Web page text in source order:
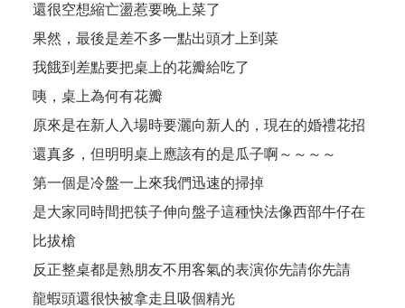
還很空想縮亡盪惹要晚上菜了
果然，最後是差不多一點出頭才上到菜
我餓到差點要把桌上的花瓣給吃了
咦，桌上為何有花瓣
原來是在新人入場時要灑向新人的，現在的婚禮花招
還真多，但明明桌上應該有的是瓜子啊～～～～
第一個是冷盤一上來我們迅速的掃掉
是大家同時間把筷子伸向盤子這種快法像西部牛仔在
比拔槍
反正整桌都是熟朋友不用客氣的表演你先請你先請
龍蝦頭還很快被拿走且吸個精光